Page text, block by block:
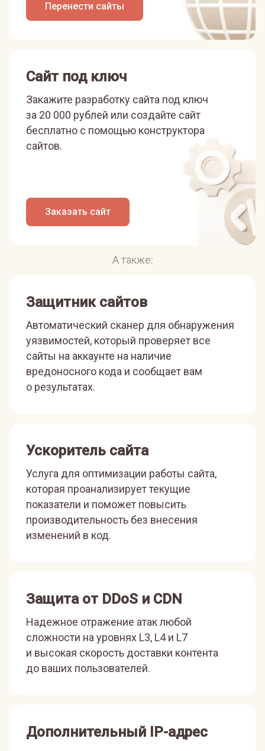
Перенести сайты
Сайт под ключ
Закажите разработку сайта под ключ
за 20 000 рублей или создайте сайт
бесплатно с помощью конструктора
сайтов.
Заказать сайт
А также:
Защитник сайтов
Автоматический сканер для обнаружения
уязвимостей, который проверяет все
сайты на аккаунте на наличие
вредоносного кода и сообщает вам
о результатах.
Ускоритель сайта
Услуга для оптимизации работы сайта,
которая проанализирует текущие
показатели и поможет повысить
производительность без внесения
изменений в код.
Защита от DDoS и CDN
Надежное отражение атак любой
сложности на уровнях L3, L4 и L7
и высокая скорость доставки контента
до ваших пользователей.
Дополнительный IP-адрес